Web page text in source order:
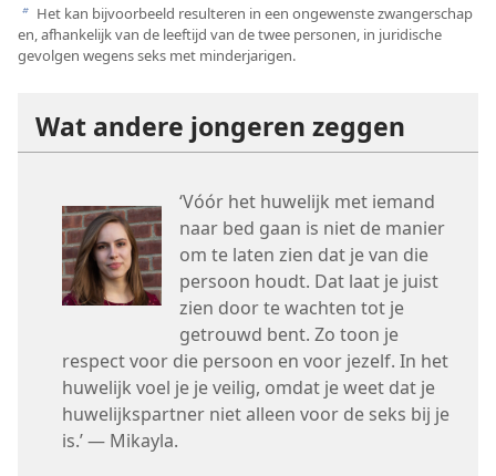
b Het kan bijvoorbeeld resulteren in een ongewenste zwangerschap
en, afhankelijk van de leeftijd van de twee personen, in juridische
gevolgen wegens seks met minderjarigen.
Wat andere jongeren zeggen
‘Vóór het huwelijk met iemand
naar bed gaan is niet de manier
om te laten zien dat je van die
persoon houdt. Dat laat je juist
zien door te wachten tot je
getrouwd bent. Zo toon je
respect voor die persoon en voor jezelf. In het
huwelijk voel je je veilig, omdat je weet dat je
huwelijkspartner niet alleen voor de seks bij je
is.’ — Mikayla.